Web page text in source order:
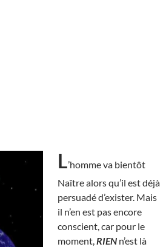
L’homme va bientôt
Naître alors qu’il est déjà
persuadé d’exister. Mais
il n’en est pas encore
conscient, car pour le
moment, RIEN n’est là